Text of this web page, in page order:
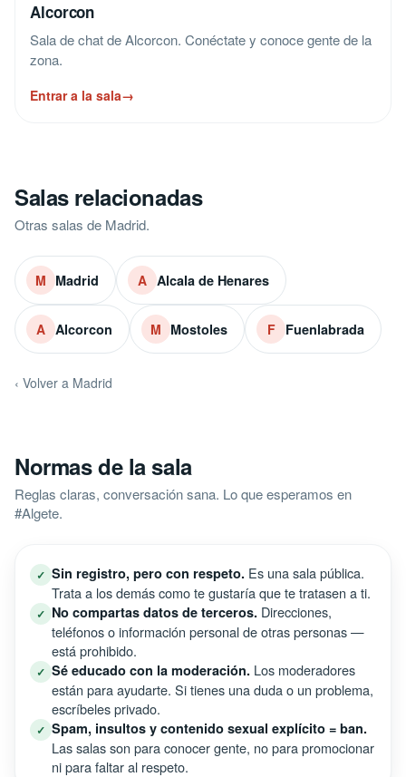
Alcorcon
Sala de chat de Alcorcon. Conéctate y conoce gente de la
zona.
Entrar a la sala→
Salas relacionadas
Otras salas de Madrid.
M Madrid A Alcala de Henares
A Alcorcon M Mostoles F Fuenlabrada
‹ Volver a Madrid
Normas de la sala
Reglas claras, conversación sana. Lo que esperamos en
#Algete.
✓ Sin registro, pero con respeto. Es una sala pública.
Trata a los demás como te gustaría que te tratasen a ti.
✓ No compartas datos de terceros. Direcciones,
teléfonos o información personal de otras personas —
está prohibido.
✓ Sé educado con la moderación. Los moderadores
están para ayudarte. Si tienes una duda o un problema,
escríbeles privado.
✓ Spam, insultos y contenido sexual explícito = ban.
Las salas son para conocer gente, no para promocionar
ni para faltar al respeto.